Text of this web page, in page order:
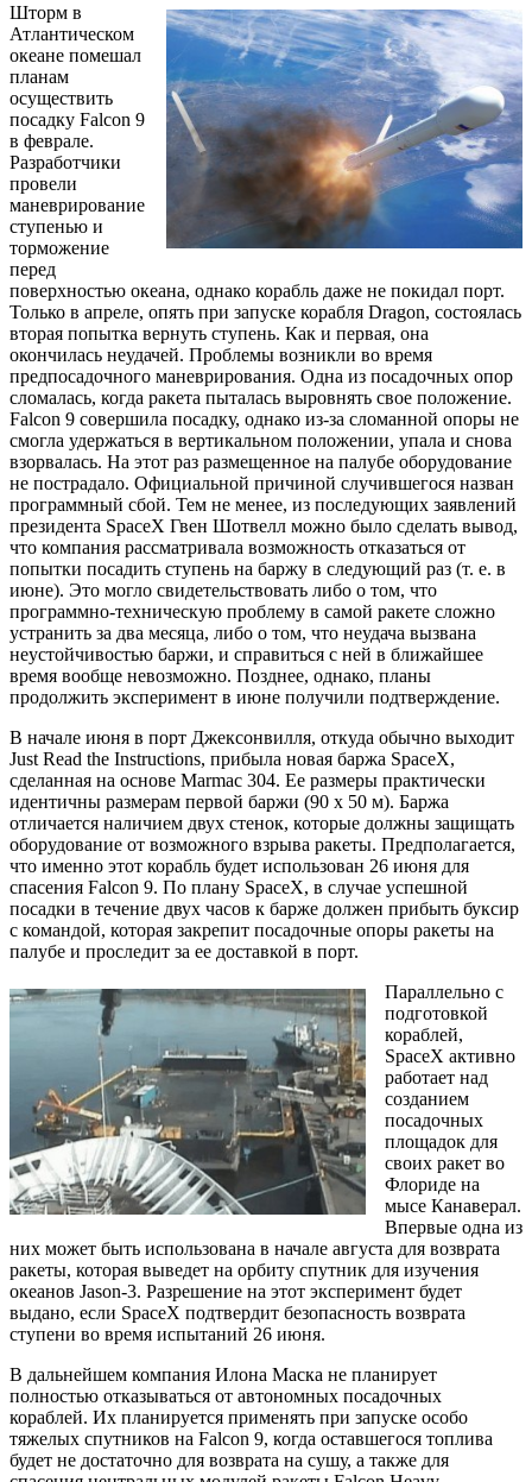
Шторм в
Атлантическом
океане помешал
планам
осуществить
посадку Falcon 9
в феврале.
Разработчики
провели
маневрирование
ступенью и
торможение
перед
поверхностью океана, однако корабль даже не покидал порт.
Только в апреле, опять при запуске корабля Dragon, состоялась
вторая попытка вернуть ступень. Как и первая, она
окончилась неудачей. Проблемы возникли во время
предпосадочного маневрирования. Одна из посадочных опор
сломалась, когда ракета пыталась выровнять свое положение.
Falcon 9 совершила посадку, однако из-за сломанной опоры не
смогла удержаться в вертикальном положении, упала и снова
взорвалась. На этот раз размещенное на палубе оборудование
не пострадало. Официальной причиной случившегося назван
программный сбой. Тем не менее, из последующих заявлений
президента SpaceX Гвен Шотвелл можно было сделать вывод,
что компания рассматривала возможность отказаться от
попытки посадить ступень на баржу в следующий раз (т. е. в
июне). Это могло свидетельствовать либо о том, что
программно-техническую проблему в самой ракете сложно
устранить за два месяца, либо о том, что неудача вызвана
неустойчивостью баржи, и справиться с ней в ближайшее
время вообще невозможно. Позднее, однако, планы
продолжить эксперимент в июне получили подтверждение.
В начале июня в порт Джексонвилля, откуда обычно выходит
Just Read the Instructions, прибыла новая баржа SpaceX,
сделанная на основе Marmac 304. Ее размеры практически
идентичны размерам первой баржи (90 х 50 м). Баржа
отличается наличием двух стенок, которые должны защищать
оборудование от возможного взрыва ракеты. Предполагается,
что именно этот корабль будет использован 26 июня для
спасения Falcon 9. По плану SpaceX, в случае успешной
посадки в течение двух часов к барже должен прибыть буксир
с командой, которая закрепит посадочные опоры ракеты на
палубе и проследит за ее доставкой в порт.
Параллельно с
подготовкой
кораблей,
SpaceX активно
работает над
созданием
посадочных
площадок для
своих ракет во
Флориде на
мысе Канаверал.
Впервые одна из
них может быть использована в начале августа для возврата
ракеты, которая выведет на орбиту спутник для изучения
океанов Jason-3. Разрешение на этот эксперимент будет
выдано, если SpaceX подтвердит безопасность возврата
ступени во время испытаний 26 июня.
В дальнейшем компания Илона Маска не планирует
полностью отказываться от автономных посадочных
кораблей. Их планируется применять при запуске особо
тяжелых спутников на Falcon 9, когда оставшегося топлива
будет не достаточно для возврата на сушу, а также для